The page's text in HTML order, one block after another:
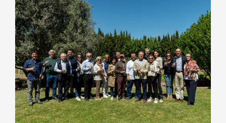
Ver
imagen
más
grande